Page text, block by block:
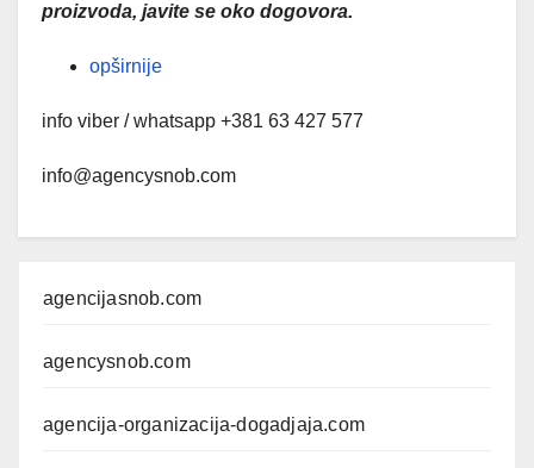
proizvoda, javite se oko dogovora.
opširnije
info viber / whatsapp +381 63 427 577
info@agencysnob.com
agencijasnob.com
agencysnob.com
agencija-organizacija-dogadjaja.com